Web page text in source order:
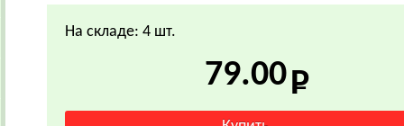
На складе: 4 шт.
79.00